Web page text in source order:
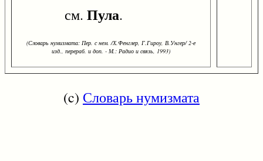
см. Пула.
(Словарь нумизмата: Пер. с нем. /Х.Фенглер, Г.Гироу, В.Унгер/ 2-е
изд., перераб. и доп. - М.: Радио и связь, 1993)
(c) Словарь нумизмата